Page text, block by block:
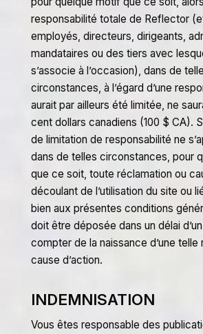
responsabilité totale de Reflector
employés, directeurs, dirigeants,
mandataires ou des tiers avec
s’associe à l’occasion), dans de
circonstances, à l’égard d’une
aurait par ailleurs été limitée, ne
cent dollars canadiens (100 $ CA).
de limitation de responsabilité ne
dans de telles circonstances, pour
que ce soit, toute réclamation ou
découlant de l’utilisation du site ou
bien aux présentes conditions
doit être déposée dans un délai d’un
compter de la naissance d’une telle
cause d’action.
INDEMNISATION
Vous êtes responsable des